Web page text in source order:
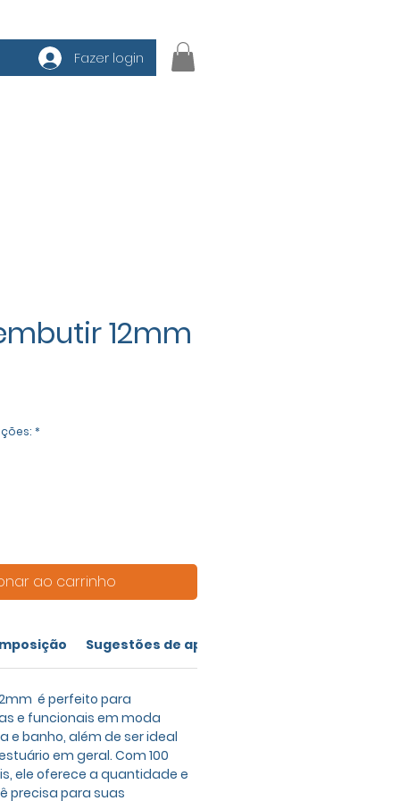
Fazer login
12mm
*
ao carrinho
Sugestões de aplicação
é perfeito para
e funcionais em moda
e banho, além de ser ideal
em geral. Com 100
ele oferece a quantidade e
precisa para suas